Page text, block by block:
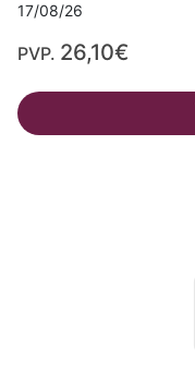
17/08/26
PVP. 26,10€